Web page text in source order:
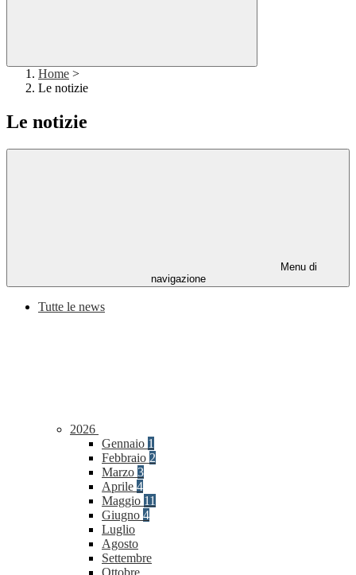
Home >
Le notizie
Le notizie
Menu di
navigazione
Tutte le news
2026
Gennaio 1
Febbraio 2
Marzo 3
Aprile 4
Maggio 11
Giugno 4
Luglio
Agosto
Settembre